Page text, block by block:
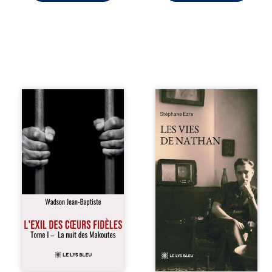
« Une nuit suffit
parfois pour briser
une famille… mais
certaines fidélités
traversent les
années. » Haïti,
sous la dictature
des Duvalier. La
peur s’étend
jusque dans les
villages les plus
reculés. À Bainet,
Jean-Joël Joli
mène une
avec sa famille.
Les vies de
Nathan est un
né en trois jours,
au printemps
2026. Pour la
première fois,
Stéphane Ezra,
médium, a pu
communiquer
avec son père,
disparu depuis
plus de vingt ans
et qu’il n’a jamais
connu. De ce
dialogue par-delà
la mort naissent